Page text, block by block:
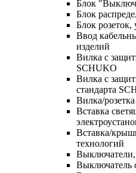
Блок
Блок
Блок розеток,
Ввод
изделий
Вилка с
SCHUKO
Вилка с
стандарта
Вилка/
Вставка
Вставка/
технологий
Выключатели,
Выключатель